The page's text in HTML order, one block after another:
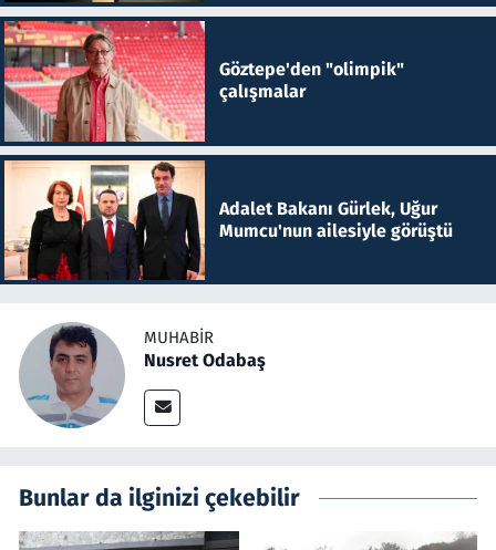
Göztepe'den "olimpik"
çalışmalar
Adalet Bakanı Gürlek, Uğur
Mumcu'nun ailesiyle görüştü
MUHABIR
Nusret Odabaş
Bunlar da ilginizi çekebilir